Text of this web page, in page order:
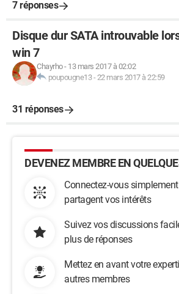
7 réponses
Disque dur SATA introuvable
win 7
Chayrho- 13 mars 2017 à 02:02
poupougne13-22 mars 2017 à 22:59
31 réponses
DEVENEZ MEMBRE EN
Connectez-vous
partagent vos intérêts
Suivez vos discussions
plus de réponses
Mettez en avant votre
autres membres